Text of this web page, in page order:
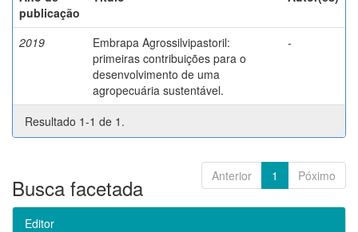
publicação
2019
Embrapa Agrossilvipastoril:
primeiras contribuições para o
desenvolvimento de uma
agropecuária sustentável.
-
Resultado 1-1 de 1.
Anterior 1 Póximo
Busca facetada
Editor